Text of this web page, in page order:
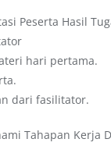
Peserta Hasil
hari pertama.
dari fasilitator.
Tahapan Kerja